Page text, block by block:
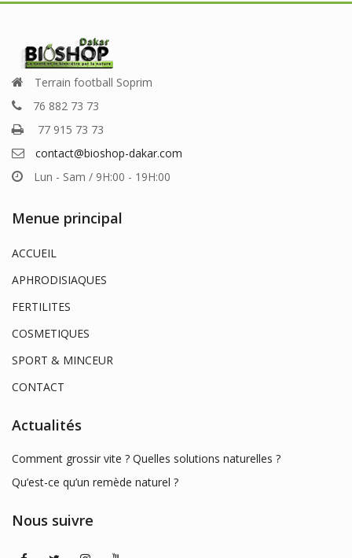
Terrain football Soprim
76 882 73 73
77 915 73 73
contact@bioshop-dakar.com
Lun - Sam / 9H:00 - 19H:00
Menue principal
ACCUEIL
APHRODISIAQUES
FERTILITES
COSMETIQUES
SPORT & MINCEUR
CONTACT
Actualités
Comment grossir vite ? Quelles solutions naturelles ?
Qu’est-ce qu’un remède naturel ?
Nous suivre